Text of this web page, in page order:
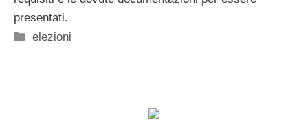
presentati.
Categorie
elezioni